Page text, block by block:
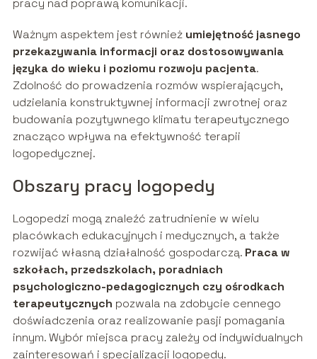
pracy nad poprawą komunikacji.
Ważnym aspektem jest również umiejętność jasnego
przekazywania informacji oraz dostosowywania
języka do wieku i poziomu rozwoju pacjenta.
Zdolność do prowadzenia rozmów wspierających,
udzielania konstruktywnej informacji zwrotnej oraz
budowania pozytywnego klimatu terapeutycznego
znacząco wpływa na efektywność terapii
logopedycznej.
Obszary pracy logopedy
Logopedzi mogą znaleźć zatrudnienie w wielu
placówkach edukacyjnych i medycznych, a także
rozwijać własną działalność gospodarczą. Praca w
szkołach, przedszkolach, poradniach
psychologiczno-pedagogicznych czy ośrodkach
terapeutycznych pozwala na zdobycie cennego
doświadczenia oraz realizowanie pasji pomagania
innym. Wybór miejsca pracy zależy od indywidualnych
zainteresowań i specjalizacji logopedy.